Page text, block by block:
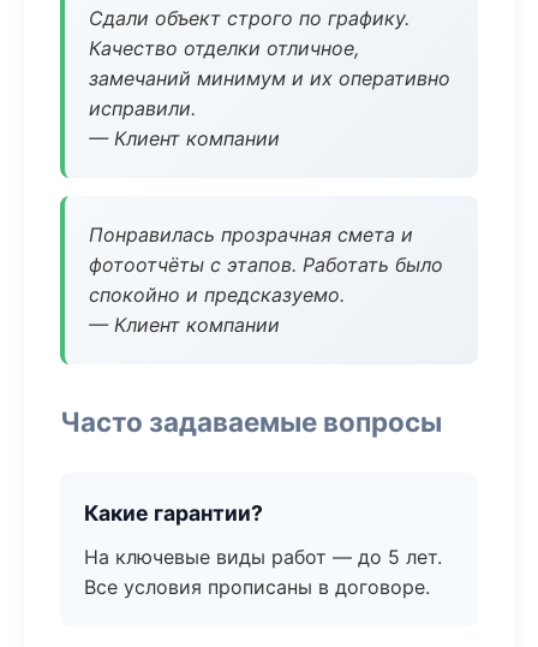
Сдали объект строго по графику.
Качество отделки отличное,
замечаний минимум и их оперативно
исправили.
— Клиент компании
Понравилась прозрачная смета и
фотоотчёты с этапов. Работать было
спокойно и предсказуемо.
— Клиент компании
Часто задаваемые вопросы
Какие гарантии?
На ключевые виды работ — до 5 лет.
Все условия прописаны в договоре.